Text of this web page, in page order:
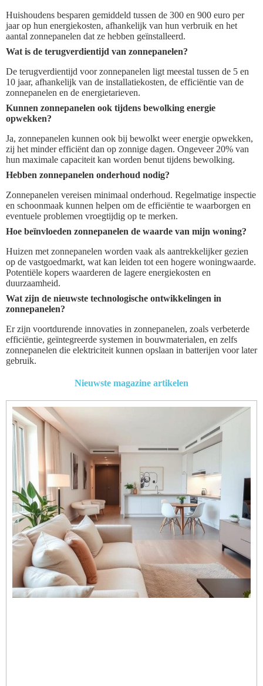
Huishoudens besparen gemiddeld tussen de 300 en 900 euro per
jaar op hun energiekosten, afhankelijk van hun verbruik en het
aantal zonnepanelen dat ze hebben geïnstalleerd.
Wat is de terugverdientijd van zonnepanelen?
De terugverdientijd voor zonnepanelen ligt meestal tussen de 5 en
10 jaar, afhankelijk van de installatiekosten, de efficiëntie van de
zonnepanelen en de energietarieven.
Kunnen zonnepanelen ook tijdens bewolking energie
opwekken?
Ja, zonnepanelen kunnen ook bij bewolkt weer energie opwekken,
zij het minder efficiënt dan op zonnige dagen. Ongeveer 20% van
hun maximale capaciteit kan worden benut tijdens bewolking.
Hebben zonnepanelen onderhoud nodig?
Zonnepanelen vereisen minimaal onderhoud. Regelmatige inspectie
en schoonmaak kunnen helpen om de efficiëntie te waarborgen en
eventuele problemen vroegtijdig op te merken.
Hoe beïnvloeden zonnepanelen de waarde van mijn woning?
Huizen met zonnepanelen worden vaak als aantrekkelijker gezien
op de vastgoedmarkt, wat kan leiden tot een hogere woningwaarde.
Potentiële kopers waarderen de lagere energiekosten en
duurzaamheid.
Wat zijn de nieuwste technologische ontwikkelingen in
zonnepanelen?
Er zijn voortdurende innovaties in zonnepanelen, zoals verbeterde
efficiëntie, geïntegreerde systemen in bouwmaterialen, en zelfs
zonnepanelen die elektriciteit kunnen opslaan in batterijen voor later
gebruik.
Nieuwste magazine artikelen